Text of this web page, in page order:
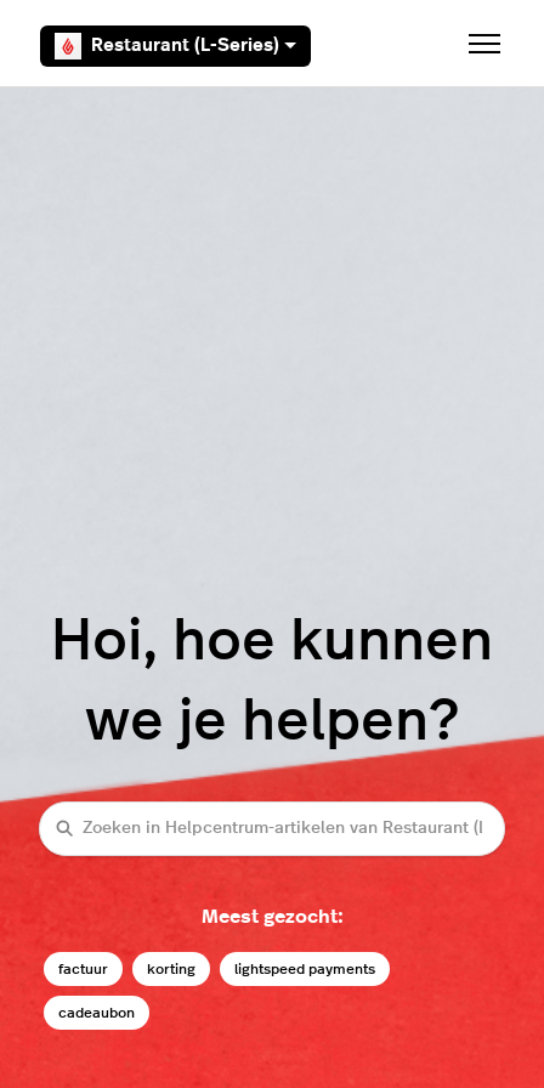
Restaurant (L-Series)
Hoi, hoe kunnen
we je helpen?
Zoeken
Meest gezocht:
factuur korting lightspeed payments
cadeaubon